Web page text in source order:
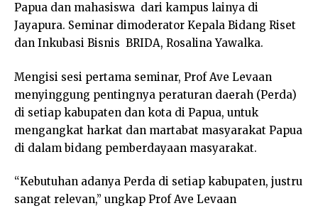
Papua dan mahasiswa dari kampus lainya di
Jayapura. Seminar dimoderator Kepala Bidang Riset
dan Inkubasi Bisnis BRIDA, Rosalina Yawalka.
Mengisi sesi pertama seminar, Prof Ave Levaan
menyinggung pentingnya peraturan daerah (Perda)
di setiap kabupaten dan kota di Papua, untuk
mengangkat harkat dan martabat masyarakat Papua
di dalam bidang pemberdayaan masyarakat.
“Kebutuhan adanya Perda di setiap kabupaten, justru
sangat relevan,” ungkap Prof Ave Levaan